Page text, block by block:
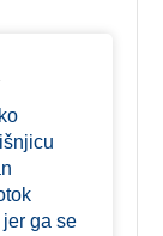
ga se